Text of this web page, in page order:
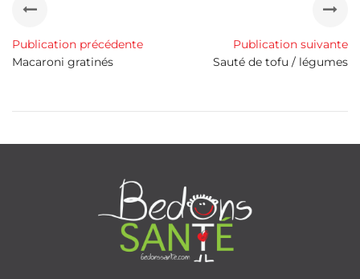
Publication précédente
Macaroni gratinés
Publication suivante
Sauté de tofu / légumes